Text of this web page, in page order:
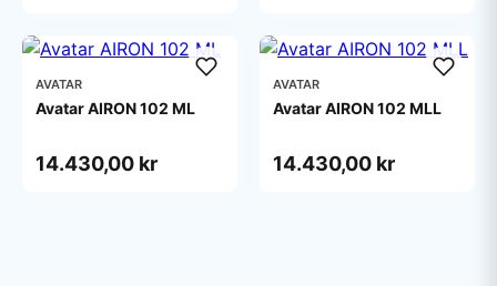
AVATAR
Avatar AIRON 102 ML
14.430,00 kr
AVATAR
Avatar AIRON 102 MLL
14.430,00 kr